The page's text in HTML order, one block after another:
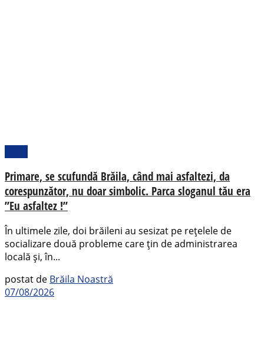
Primare, se scufundă Brăila, când mai asfaltezi, da
corespunzător, nu doar simbolic. Parca sloganul tău era
”Eu asfaltez !”
În ultimele zile, doi brăileni au sesizat pe rețelele de
socializare două probleme care țin de administrarea
locală și, în...
postat de Brăila Noastră
07/08/2026